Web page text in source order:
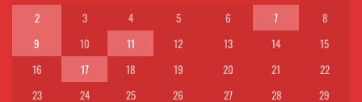
2
3 4 5 6 7
8
9
10 11 12 13 14
15
16
17 18 19 20 21
22
23
24 25 26 27 28
29